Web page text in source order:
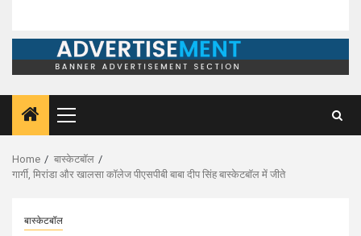
Primary
Menu
Home
बास्केटबॉल
गार्गी, मिरांडा और खालसा कॉलेज पीएसपीबी बाबा दीप सिंह बास्केटबॉल में जीते
बास्केटबॉल